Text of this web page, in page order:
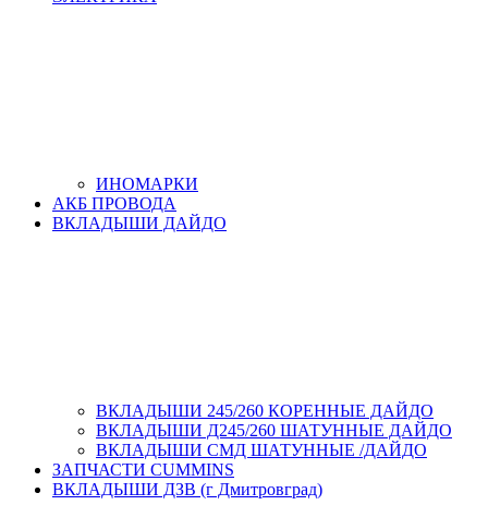
ИНОМАРКИ
АКБ ПРОВОДА
ВКЛАДЫШИ ДАЙДО
ВКЛАДЫШИ 245/260 КОРЕННЫЕ ДАЙДО
ВКЛАДЫШИ Д245/260 ШАТУННЫЕ ДАЙДО
ВКЛАДЫШИ СМД ШАТУННЫЕ /ДАЙДО
ЗАПЧАСТИ CUMMINS
ВКЛАДЫШИ ДЗВ (г Дмитровград)